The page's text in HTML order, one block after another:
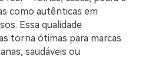
como autênticas em
Essa qualidade
torna ótimas para marcas
saudáveis ou